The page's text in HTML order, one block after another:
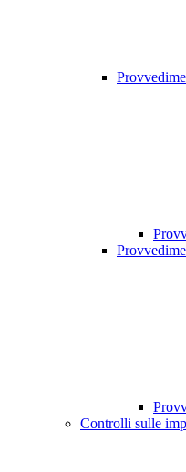
Controlli sulle